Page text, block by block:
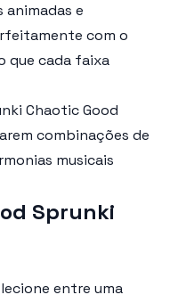
animadas e
com o
que cada faixa
Chaotic Good
combinações de
musicais
Sprunki
entre uma